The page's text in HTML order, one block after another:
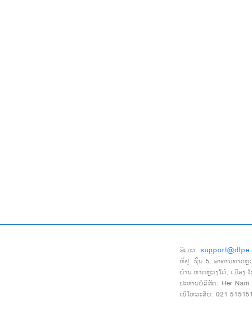
ອີເມວ:
ທີ່ຢູ່: ຊັ້ນ 5, ອາຄານທາດຫຼ
ບ້ານ ທາດຫຼວງໃຕ້, ເມືອງ
ປະທານບໍລິສັດ: Her Nam
ເບີໂທລະສັບ: 021 515151